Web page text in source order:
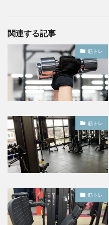
関連する記事
筋トレ
筋トレ
筋トレ